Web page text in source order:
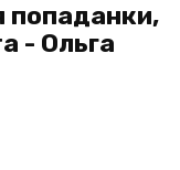
попаданки,
- Ольга